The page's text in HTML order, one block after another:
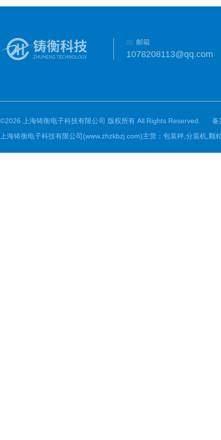
邮箱
1078208113@qq.com
©2026 上海铸衡电子科技有限公司 版权所有 All Rights Reserved.
备
上海铸衡电子科技有限公司(www.zhzkbzj.com)主营： 包装秤,分装机,颗